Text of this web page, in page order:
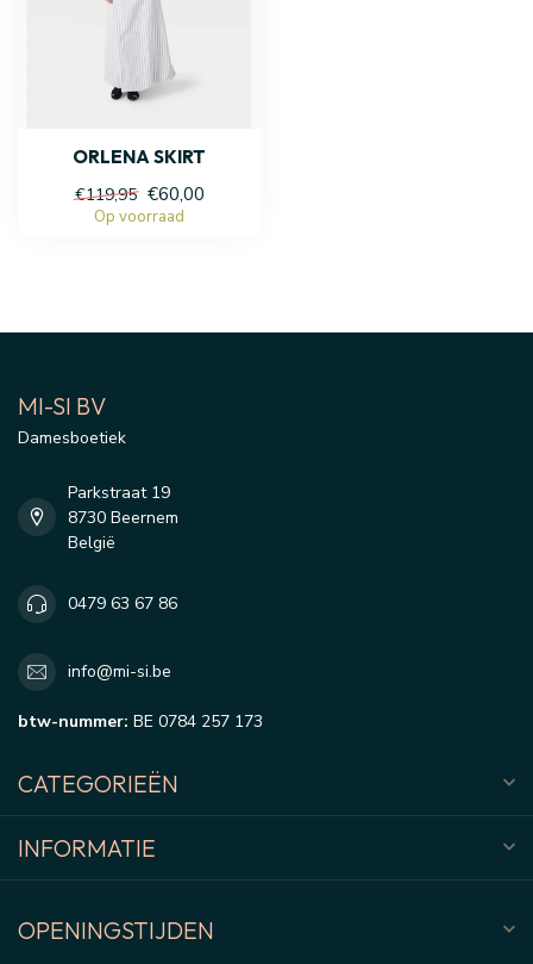
ORLENA SKIRT
€119,95 €60,00
Op voorraad
MI-SI BV
Damesboetiek
Parkstraat 19
8730 Beernem
België
0479 63 67 86
info@mi-si.be
btw-nummer: BE 0784 257 173
CATEGORIEËN
INFORMATIE
OPENINGSTIJDEN